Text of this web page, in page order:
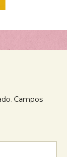
Campos